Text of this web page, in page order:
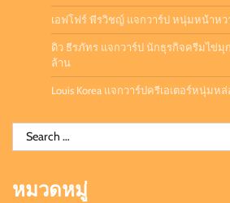
เอฟโฟร์ พีรวิชญ์ แจกวาร์ป หนุ่มหน้าหว
ดิว ธีรภัทร แจกวาร์ป นักธุรกิจครีมไข่มุ
ล้าน
Louis Korea แจกวาร์ปครีเอเตอร์หนุ่มห
Search
for:
หมวดหมู่